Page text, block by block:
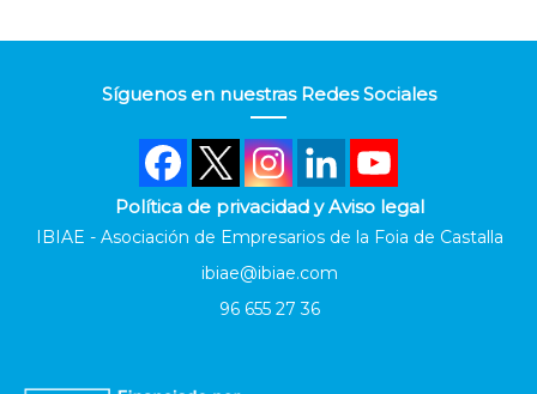
Síguenos en nuestras Redes Sociales
Política de privacidad y Aviso legal
IBIAE - Asociación de Empresarios de la Foia de Castalla
ibiae@ibiae.com
96 655 27 36